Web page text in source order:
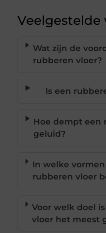
Veelgestelde
Wat zijn de
rubberen vloer?
Is een
Hoe dempt een
geluid?
In welke
rubberen vloer
Voor welk doel
vloer het meest